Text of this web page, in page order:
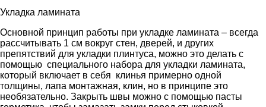
Укладка ламината
Основной принцип работы при укладке ламината – всегда
рассчитывать 1 см вокруг стен, дверей, и других
препятствий для укладки плинтуса, можно это делать с
помощью специального набора для укладки ламината,
который включает в себя клинья примерно одной
толщины, лапа монтажная, клин, но в принципе это
необязательно. Закрыть швы можно с помощью пасты